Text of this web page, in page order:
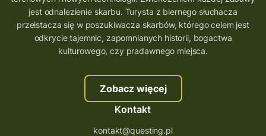
jest odnalezienie skarbu. Turysta z biernego słuchacza
przeistacza się w poszukiwacza skarbów, którego celem jest
odkrycie tajemnic, zapomnianych historii, bogactwa
kulturowego, czy pradawnego miejsca.
Zobacz więcej
Kontakt
kontakt@questing.pl